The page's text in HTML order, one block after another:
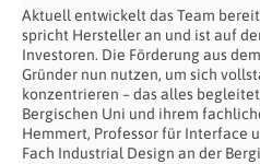
Aktuell entwickelt das Team
spricht Hersteller an und ist auf
Investoren. Die Förderung aus
Gründer nun nutzen, um sich
konzentrieren – das alles
Bergischen Uni und ihrem
Hemmert, Professor für Interface
Fach Industrial Design an der